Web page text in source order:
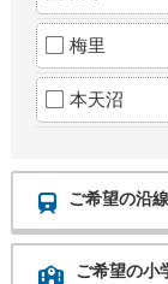
梅里
本天沼
ご希望の沿
ご希望の小